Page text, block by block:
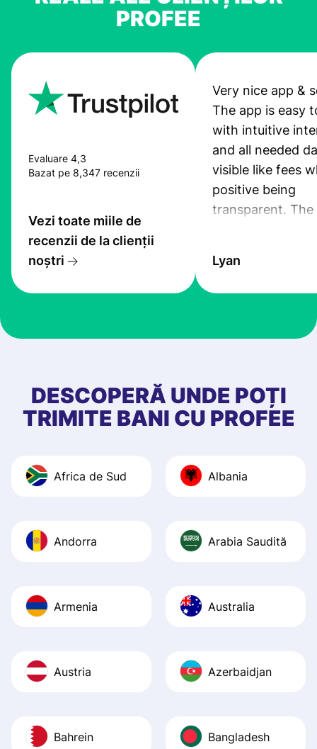
PROFEE
Evaluare 4,3
Bazat pe 8,347 recenzii
Vezi toate miile de
recenzii de la clienții
noștri
Very nice app &
The app is easy
with intuitive
and all needed
visible like fees
positive being
transparent. The
the exchange
at Profee is very
first started
app, and they
quick to provide
Lyan
DESCOPERĂ UNDE POȚI
TRIMITE BANI CU PROFEE
Africa de Sud Albania
Andorra Arabia Saudită
Armenia Australia
Austria Azerbaidjan
Bahrein Bangladesh